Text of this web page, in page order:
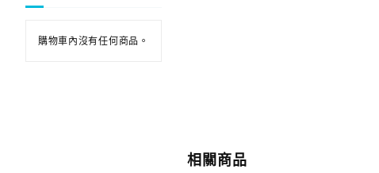
購物車內沒有任何商品。
相關商品